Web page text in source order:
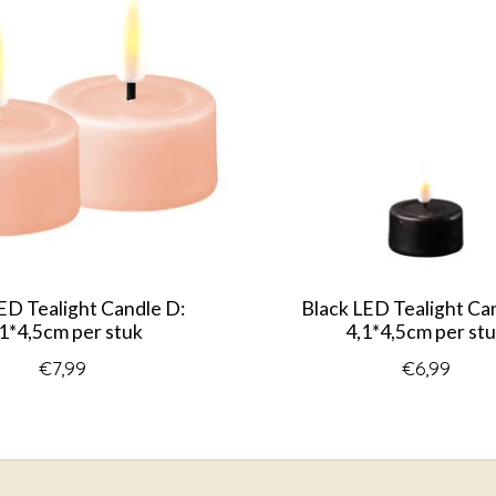
Tealight Candle D:
per stuk
€7,99
Black LED Tealight
4,1*4,5cm per
€6,99